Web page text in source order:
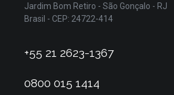
Jardim Bom Retiro - São Gonçalo - RJ
Brasil - CEP: 24722-414
+55 21 2623-1367
0800 015 1414